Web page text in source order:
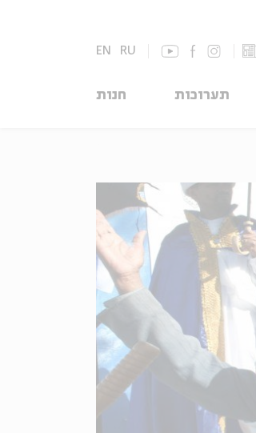
EN RU
תערוכות חנות